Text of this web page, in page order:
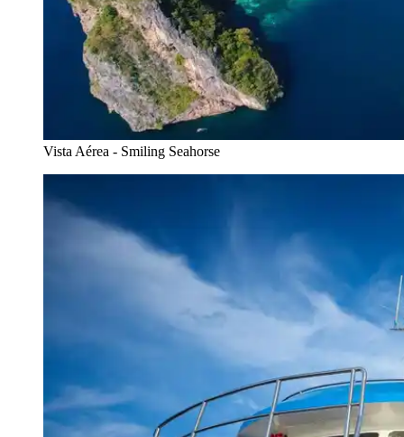
Vista Aérea - Smiling Seahorse